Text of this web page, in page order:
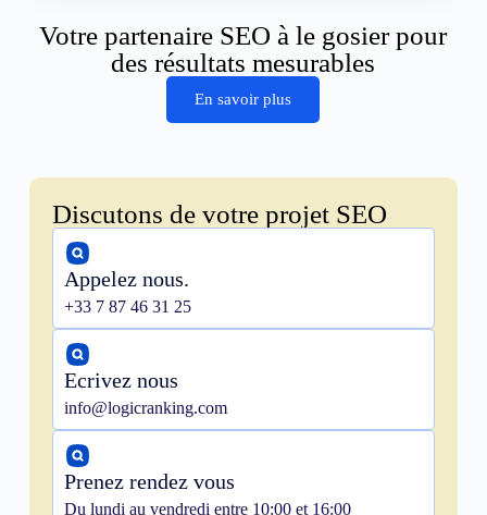
Votre partenaire SEO à le gosier pour
des résultats mesurables
En savoir plus
Discutons de votre projet SEO
Appelez nous.
+33 7 87 46 31 25
Ecrivez nous
info@logicranking.com
Prenez rendez vous
Du lundi au vendredi entre 10:00 et 16:00